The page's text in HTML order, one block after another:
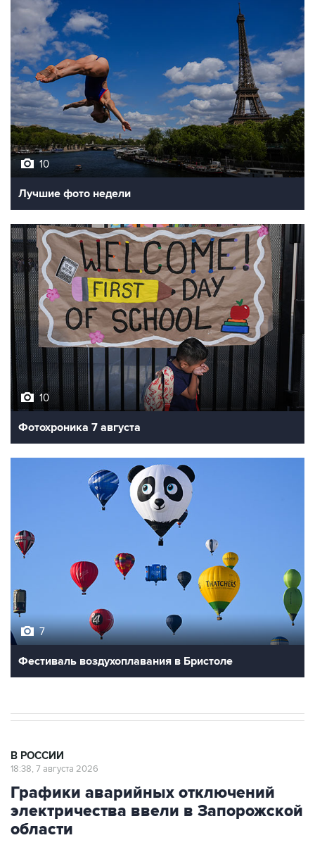
10
Лучшие фото недели
10
Фотохроника 7 августа
Фестиваль воздухоплавания в Бристоле
Графики аварийных отключений
электричества ввели в Запорожской
области
Москва. 7 августа. INTERFAX.RU - Графики